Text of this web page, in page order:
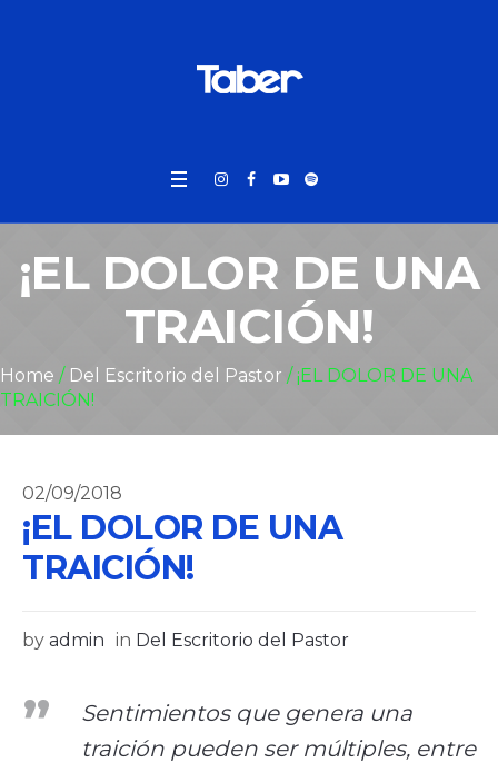
¡EL DOLOR DE UNA
TRAICIÓN!
Home / Del Escritorio del Pastor /¡EL DOLOR DE UNA
TRAICIÓN!
02/09/2018
¡EL DOLOR DE UNA
TRAICIÓN!
by admin in Del Escritorio del Pastor
Sentimientos que genera una
traición pueden ser múltiples, entre